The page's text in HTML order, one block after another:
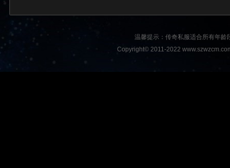
温馨提示：传奇私服适合所有年
Copyright© 2011-2022